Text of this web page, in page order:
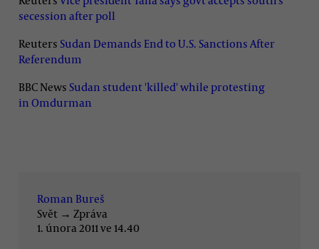
secession after poll
Reuters Sudan Demands End to U.S. Sanctions After
Referendum
BBC News Sudan student 'killed' while protesting
in Omdurman
Roman Bureš
Svět → Zpráva
1. února 2011 ve 14.40